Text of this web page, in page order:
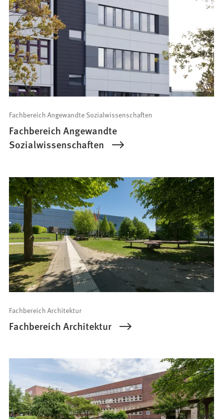
Fachbereich Angewandte Sozialwissenschaften
Fachbereich Angewandte
Sozialwissenschaften
Fachbereich Architektur
Fachbereich Architektur